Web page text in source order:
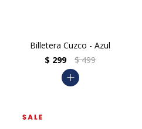
Billetera Cuzco - Azul
$ 299 $ 499
add